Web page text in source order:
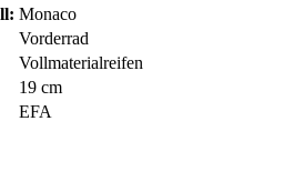
Monaco
Vorderrad
Vollmaterialreifen
19 cm
EFA